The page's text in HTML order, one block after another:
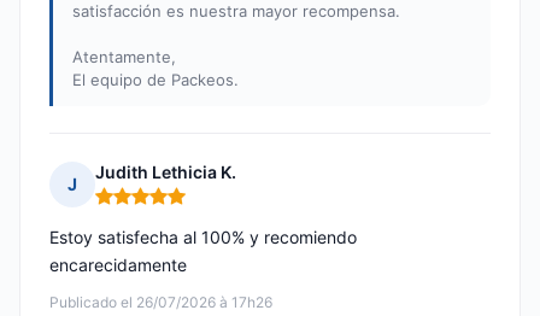
satisfacción es nuestra mayor recompensa.
Atentamente,
El equipo de Packeos.
J
Judith Lethicia K.
Nota: 5 de 5
Publicado el 26/07/2026 à 17h26
Estoy satisfecha al 100% y recomiendo
encarecidamente